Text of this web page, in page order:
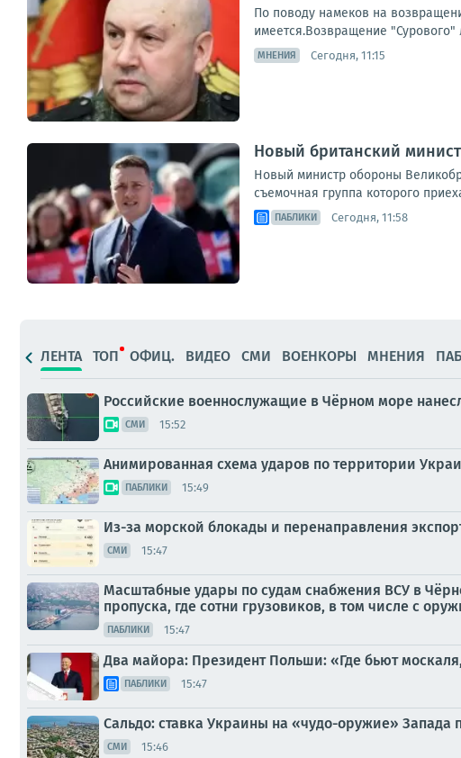
По поводу намеков на
имеется.Возвращение
МНЕНИЯ Сегодня, 11:15
Новый британский
Новый министр обороны
съемочная группа которого
ПАБЛИКИ Сегодня, 11:58
ЛЕНТА ТОП ОФИЦ. ВИДЕО СМИ ВОЕНКОРЫ МНЕНИЯ
Российские военнослужащие в Чёрном море
СМИ 15:52
Анимированная схема ударов по территории
ПАБЛИКИ 15:49
Из-за морской блокады и перенаправления
СМИ 15:47
Масштабные удары по судам снабжения ВСУ в
пропуска, где сотни грузовиков, в том числе с
ПАБЛИКИ 15:47
Два майора: Президент Польши: «Где бьют
ПАБЛИКИ 15:47
Сальдо: ставка Украины на «чудо-оружие» Запада
СМИ 15:46